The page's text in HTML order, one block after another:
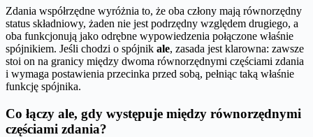
Zdania współrzędne wyróżnia to, że oba człony mają równorzędny
status składniowy, żaden nie jest podrzędny względem drugiego, a
oba funkcjonują jako odrębne wypowiedzenia połączone właśnie
spójnikiem. Jeśli chodzi o spójnik ale, zasada jest klarowna: zawsze
stoi on na granicy między dwoma równorzędnymi częściami zdania
i wymaga postawienia przecinka przed sobą, pełniąc taką właśnie
funkcję spójnika.
Co łączy ale, gdy występuje między równorzędnymi
częściami zdania?